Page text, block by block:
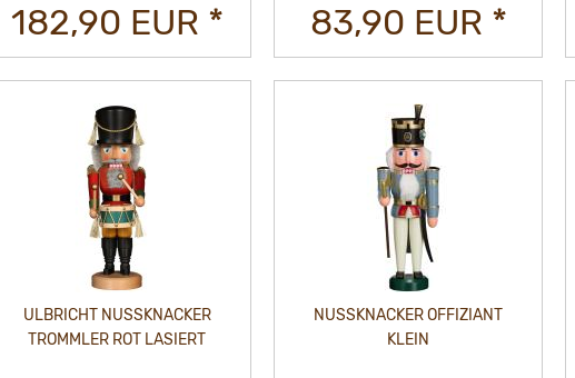
182,90 EUR * 83,90 EUR *
ULBRICHT NUSSKNACKER
TROMMLER ROT LASIERT
NUSSKNACKER OFFIZIANT
KLEIN